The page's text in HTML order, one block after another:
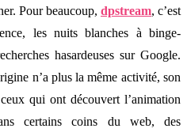
Pour beaucoup, dpstream, c’est
les nuits blanches à binge-
hasardeuses sur Google.
n’a plus la même activité, son
qui ont découvert l’animation
certains coins du web, des